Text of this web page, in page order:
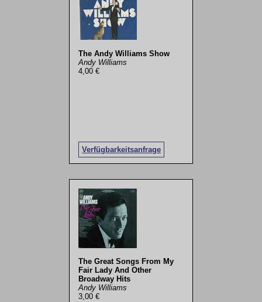
The Andy Williams Show
Andy Williams
4,00 €
Verfügbarkeitsanfrage
The Great Songs From My
Fair Lady And Other
Broadway Hits
Andy Williams
3,00 €